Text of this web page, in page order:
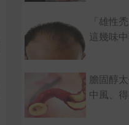
「雄性
這幾味
膽固醇
中風、